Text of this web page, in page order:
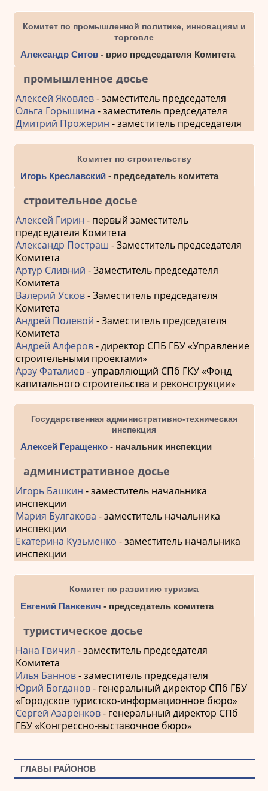
Комитет по промышленной политике, инновациям и
торговле
Александр Ситов- врио председателя Комитета
промышленное досье
Алексей Яковлев- заместитель председателя
Ольга Горышина - заместитель председателя
Дмитрий Прожерин - заместитель председателя
Комитет по строительству
Игорь Креславский - председатель комитета
строительное досье
Алексей Гирин - первый заместитель
председателя Комитета
Александр Постраш - Заместитель председателя
Комитета
Артур Сливний - Заместитель председателя
Комитета
Валерий Усков- Заместитель председателя
Комитета
Андрей Полевой - Заместитель председателя
Комитета
Андрей Алферов- директор СПБ ГБУ «Управление
строительными проектами»
Арзу Фаталиев- управляющий СПб ГКУ «Фонд
капитального строительства и реконструкции»
Государственная административно-техническая
инспекция
Алексей Геращенко- начальник инспекции
административное досье
Игорь Башкин - заместитель начальника
инспекции
Мария Булгакова - заместитель начальника
инспекции
Екатерина Кузьменко - заместитель начальника
инспекции
Комитет по развитию туризма
Евгений Панкевич - председатель комитета
туристическое досье
Нана Гвичия - заместитель председателя
Комитета
Илья Баннов- заместитель председателя
Юрий Богданов- генеральный директор СПб ГБУ
«Городское туристско-информационное бюро»
Сергей Азаренков- генеральный директор СПб
ГБУ «Конгрессно-выставочное бюро»
ГЛАВЫ РАЙОНОВ